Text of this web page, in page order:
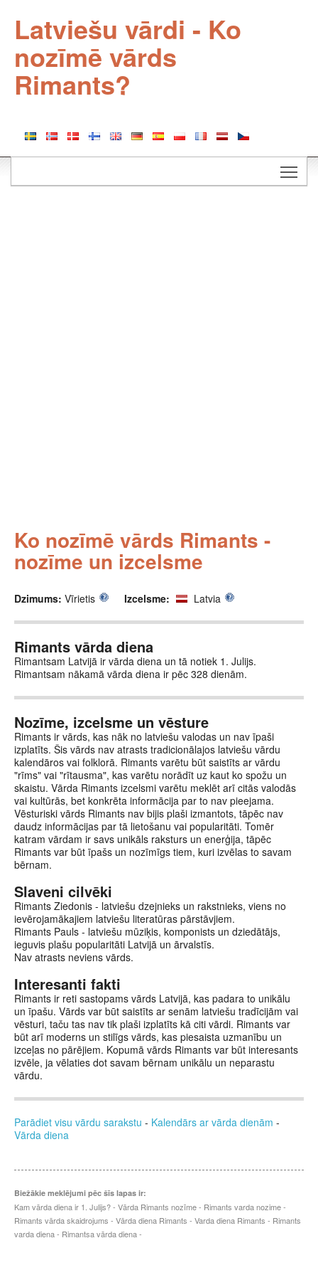
Latviešu vārdi - Ko
nozīmē vārds
Rimants?
Ko nozīmē vārds Rimants -
nozīme un izcelsme
Dzimums: Vīrietis Izcelsme: Latvia
Rimants vārda diena
Rimantsam Latvijā ir vārda diena un tā notiek 1. Julijs.
Rimantsam nākamā vārda diena ir pēc 328 dienām.
Nozīme, izcelsme un vēsture
Rimants ir vārds, kas nāk no latviešu valodas un nav īpaši
izplatīts. Šis vārds nav atrasts tradicionālajos latviešu vārdu
kalendāros vai folklorā. Rimants varētu būt saistīts ar vārdu
"rīms" vai "rītausma", kas varētu norādīt uz kaut ko spožu un
skaistu. Vārda Rimants izcelsmi varētu meklēt arī citās valodās
vai kultūrās, bet konkrēta informācija par to nav pieejama.
Vēsturiski vārds Rimants nav bijis plaši izmantots, tāpēc nav
daudz informācijas par tā lietošanu vai popularitāti. Tomēr
katram vārdam ir savs unikāls raksturs un enerģija, tāpēc
Rimants var būt īpašs un nozīmīgs tiem, kuri izvēlas to savam
bērnam.
Slaveni cilvēki
Rimants Ziedonis - latviešu dzejnieks un rakstnieks, viens no
ievērojamākajiem latviešu literatūras pārstāvjiem.
Rimants Pauls - latviešu mūziķis, komponists un dziedātājs,
ieguvis plašu popularitāti Latvijā un ārvalstīs.
Nav atrasts neviens vārds.
Interesanti fakti
Rimants ir reti sastopams vārds Latvijā, kas padara to unikālu
un īpašu. Vārds var būt saistīts ar senām latviešu tradīcijām vai
vēsturi, taču tas nav tik plaši izplatīts kā citi vārdi. Rimants var
būt arī moderns un stilīgs vārds, kas piesaista uzmanību un
izceļas no pārējiem. Kopumā vārds Rimants var būt interesants
izvēle, ja vēlaties dot savam bērnam unikālu un neparastu
vārdu.
Parādiet visu vārdu sarakstu - Kalendārs ar vārda dienām -
Vārda diena
Biežākie meklējumi pēc šīs lapas ir:
Kam vārda diena ir 1. Julijs? - Vārda Rimants nozīme - Rimants varda nozime -
Rimants vārda skaidrojums - Vārda diena Rimants - Varda diena Rimants - Rimants
varda diena - Rimantsa vārda diena -